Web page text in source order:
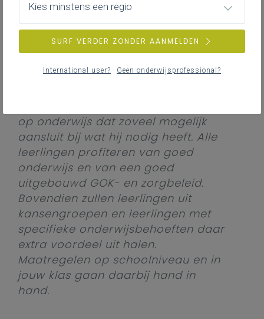
zorgcontinuüm al vele jaren om het
eigen beleid op
leerlingenbegeleiding vorm te
blijft niet beperkt tot de leerlingen
op onderwijs dat zoveel mogelijk
aansluit bij wat hij nodig heeft. Alle
leerlingen profiteren van goed
onderwijs en van een goed
uitgebouwd GOK- en zorgbeleid.
Bovendien zullen leerlingen uit
kansengroepen en leerlingen met
specifieke onderwijsbehoeften daar
extra voordeel uit halen.
Maatregelen op schoolniveau en in
jouw klas gaan daarbij hand in
hand.
Kies minstens een regio
SURF VERDER ZONDER AANMELDEN
International user? Geen onderwijsprofessional?